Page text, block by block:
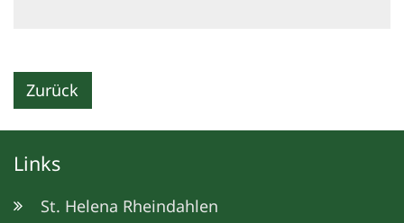
Zurück
Links
St. Helena Rheindahlen